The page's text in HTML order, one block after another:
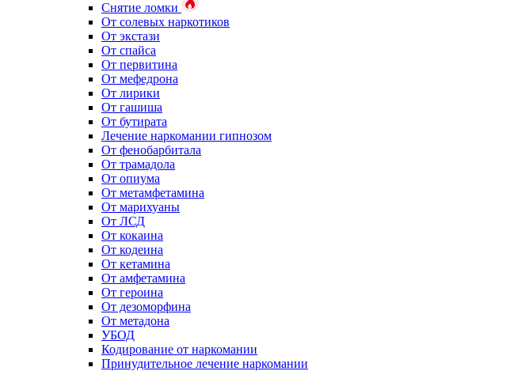
Снятие ломки
От солевых наркотиков
От экстази
От спайса
От первитина
От мефедрона
От лирики
От гашиша
От бутирата
Лечение наркомании гипнозом
От фенобарбитала
От трамадола
От опиума
От метамфетамина
От марихуаны
От ЛСД
От кокаина
От кодеина
От кетамина
От амфетамина
От героина
От дезоморфина
От метадона
УБОД
Кодирование от наркомании
Принудительное лечение наркомании